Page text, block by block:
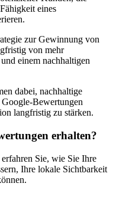
eines
zur Gewinnung von
von mehr
einem nachhaltigen
dabei, nachhaltige
Bewertungen
langfristig zu stärken.
erhalten?
Sie, wie Sie Ihre
Ihre lokale Sichtbarkeit